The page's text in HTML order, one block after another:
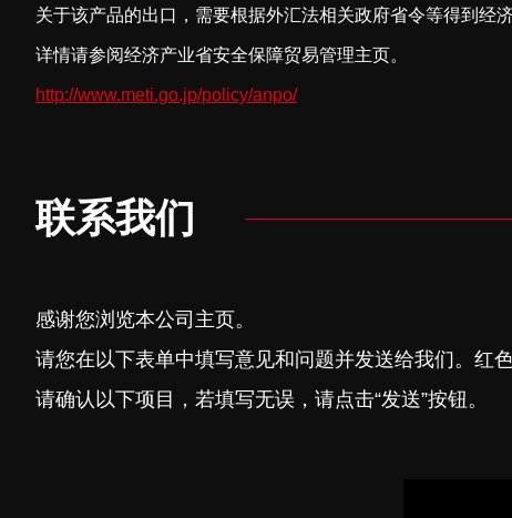
关于该产品的出口，需要根据外汇法相关政府省令等得到经
详情请参阅经济产业省安全保障贸易管理主页。
http://www.meti.go.jp/policy/anpo/
联系我们
感谢您浏览本公司主页。
请您在以下表单中填写意见和问题并发送给我们。红色
请确认以下项目，若填写无误，请点击“发送”按钮。